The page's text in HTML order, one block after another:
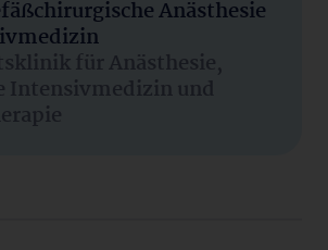
Anästhesie
für Anästhesie,
Intensivmedizin und